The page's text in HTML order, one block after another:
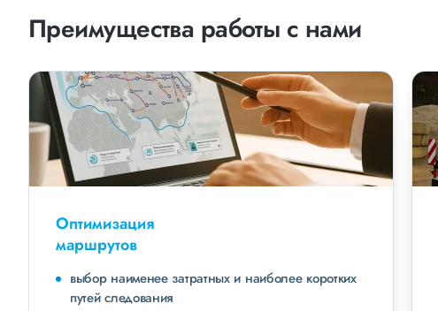
Преимущества работы с нами
Оптимизация
маршрутов
выбор наименее затратных и наиболее коротких
путей следования